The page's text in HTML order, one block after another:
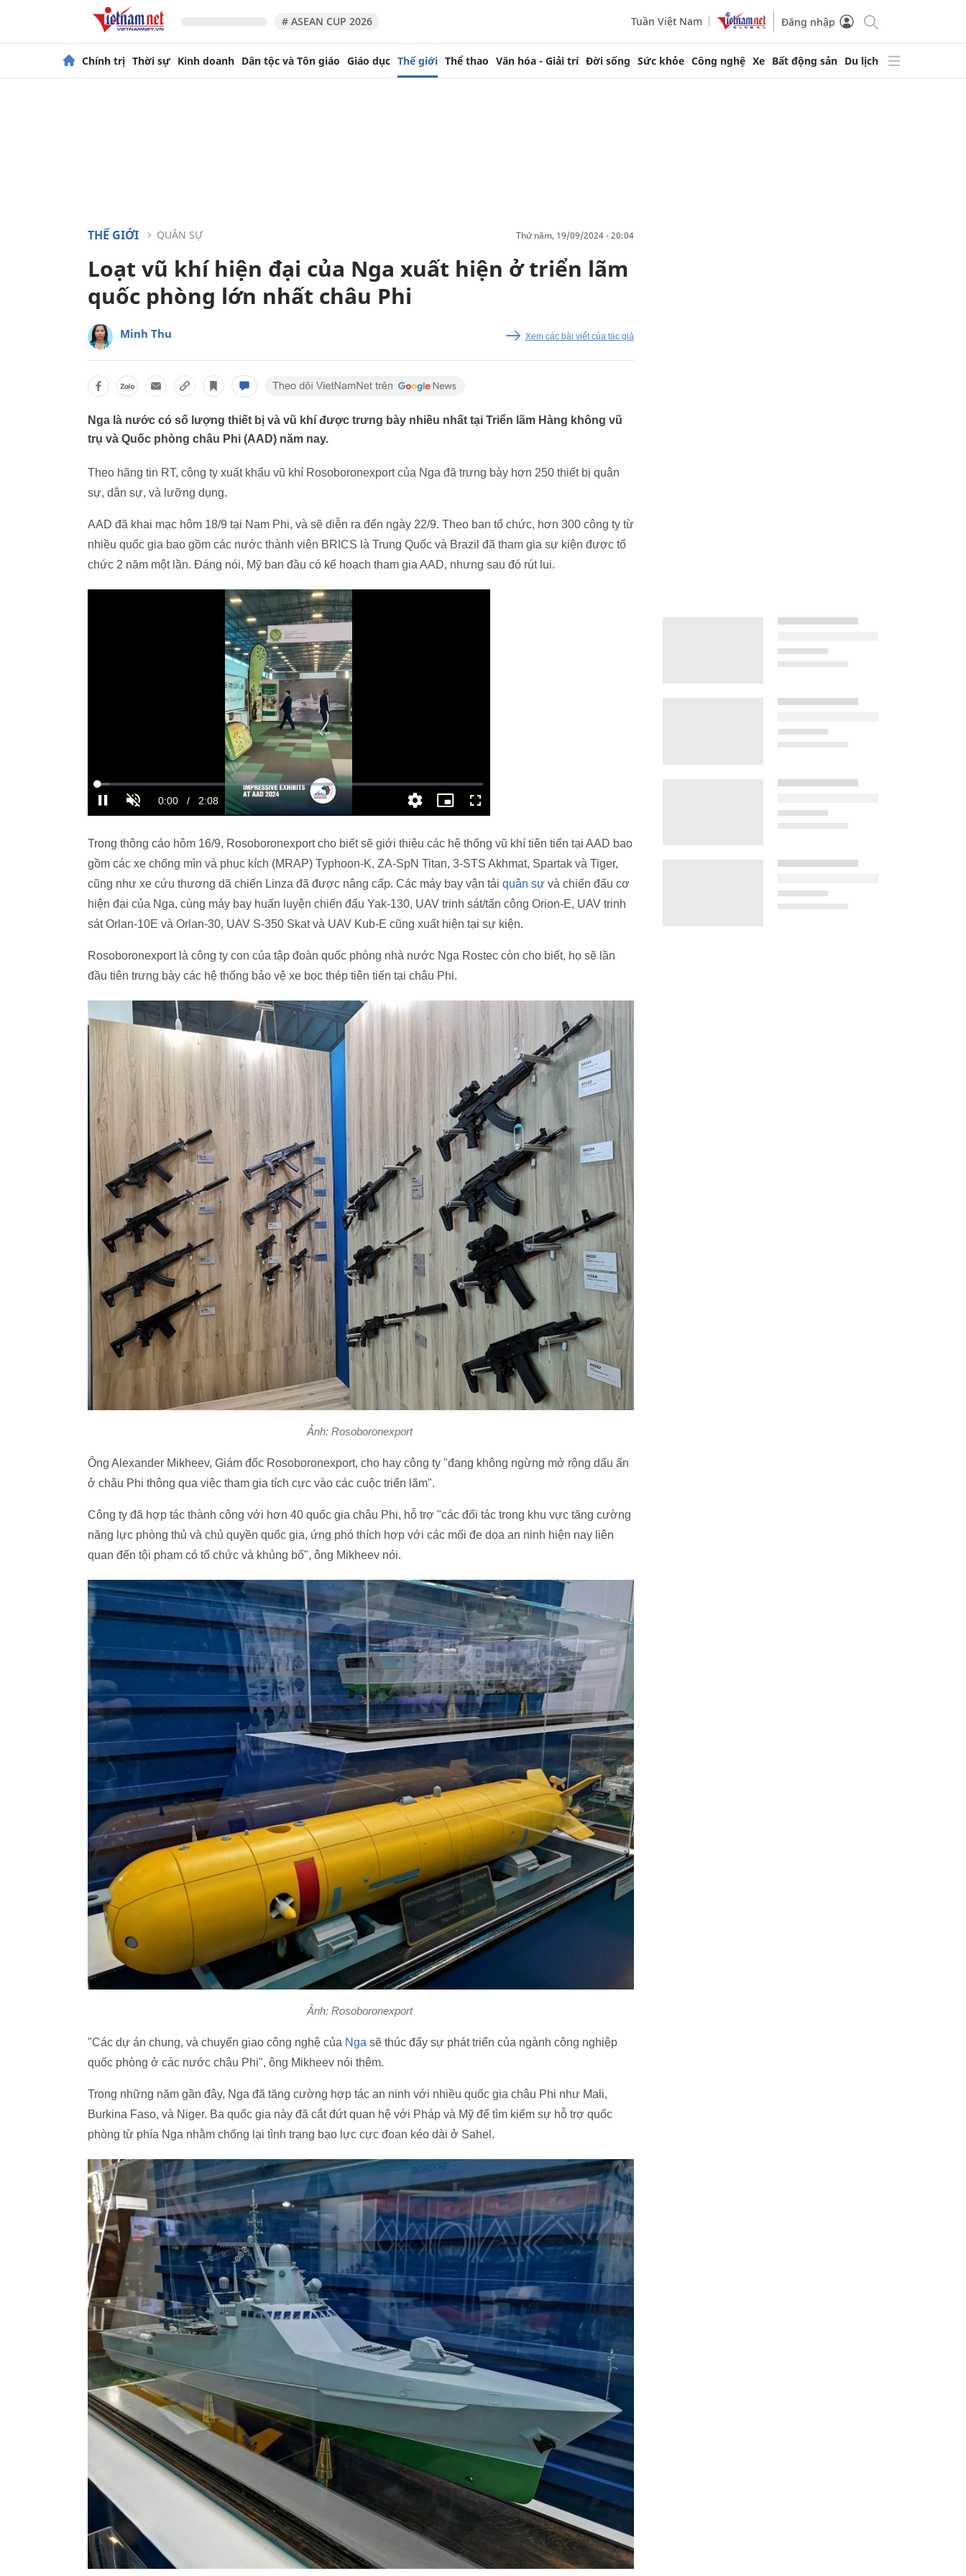
# ASEAN CUP 2026 Tuần Việt Nam Đăng nhập
Chính trị Thời sự Kinh doanh Dân tộc và Tôn giáo Giáo dục Thế giới Thể thao Văn hóa - Giải trí Đời sống Sức khỏe Công nghệ Xe Bất động sản Du lịch
THẾ GIỚI QUÂN SỰ thứ năm, 19/09/2024 - 20:04
Loạt vũ khí hiện đại của Nga xuất hiện ở triển lãm
quốc phòng lớn nhất châu Phi
Minh Thu Xem các bài viết của tác giả
Nga là nước có số lượng thiết bị và vũ khí được trưng bày nhiều nhất tại Triển lãm Hàng không vũ
trụ và Quốc phòng châu Phi (AAD) năm nay.
Theo hãng tin RT, công ty xuất khẩu vũ khí Rosoboronexport của Nga đã trưng bày hơn 250 thiết bị quân
sự, dân sự, và lưỡng dụng.
AAD đã khai mạc hôm 18/9 tại Nam Phi, và sẽ diễn ra đến ngày 22/9. Theo ban tổ chức, hơn 300 công ty từ
nhiều quốc gia bao gồm các nước thành viên BRICS là Trung Quốc và Brazil đã tham gia sự kiện được tổ
chức 2 năm một lần. Đáng nói, Mỹ ban đầu có kế hoạch tham gia AAD, nhưng sau đó rút lui.
Trong thông cáo hôm 16/9, Rosoboronexport cho biết sẽ giới thiệu các hệ thống vũ khí tiên tiến tại AAD bao
gồm các xe chống mìn và phục kích (MRAP) Typhoon-K, ZA-SpN Titan, 3-STS Akhmat, Spartak và Tiger,
cũng như xe cứu thương dã chiến Linza đã được nâng cấp. Các máy bay vận tải quân sự và chiến đấu cơ
hiện đại của Nga, cùng máy bay huấn luyện chiến đấu Yak-130, UAV trinh sát/tấn công Orion-E, UAV trinh
sát Orlan-10E và Orlan-30, UAV S-350 Skat và UAV Kub-E cũng xuất hiện tại sự kiện.
Rosoboronexport là công ty con của tập đoàn quốc phòng nhà nước Nga Rostec còn cho biết, họ sẽ lần
đầu tiên trưng bày các hệ thống bảo vệ xe bọc thép tiên tiến tại châu Phi.
Ảnh: Rosoboronexport
Ông Alexander Mikheev, Giám đốc Rosoboronexport, cho hay công ty "đang không ngừng mở rộng dấu ấn
ở châu Phi thông qua việc tham gia tích cực vào các cuộc triển lãm".
Công ty đã hợp tác thành công với hơn 40 quốc gia châu Phi, hỗ trợ "các đối tác trong khu vực tăng cường
năng lực phòng thủ và chủ quyền quốc gia, ứng phó thích hợp với các mối đe dọa an ninh hiện nay liên
quan đến tội phạm có tổ chức và khủng bố", ông Mikheev nói.
Ảnh: Rosoboronexport
"Các dự án chung, và chuyển giao công nghệ của Nga sẽ thúc đẩy sự phát triển của ngành công nghiệp
quốc phòng ở các nước châu Phi", ông Mikheev nói thêm.
Trong những năm gần đây, Nga đã tăng cường hợp tác an ninh với nhiều quốc gia châu Phi như Mali,
Burkina Faso, và Niger. Ba quốc gia này đã cắt đứt quan hệ với Pháp và Mỹ để tìm kiếm sự hỗ trợ quốc
phòng từ phía Nga nhằm chống lại tình trạng bạo lực cực đoan kéo dài ở Sahel.